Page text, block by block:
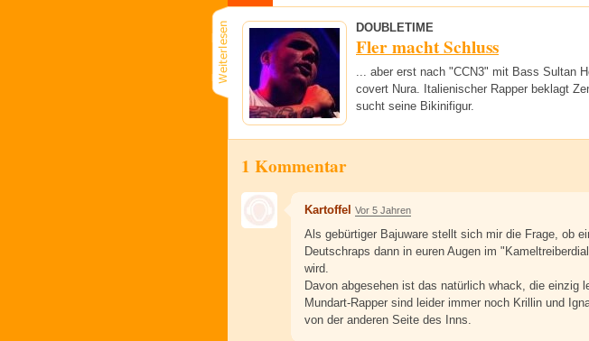
DOUBLETIME
Fler macht Schluss
... aber erst nach "CCN3" mit Bass Sultan
covert Nura. Italienischer Rapper beklagt
sucht seine Bikinifigur.
1 Kommentar
Kartoffel Vor 5 Jahren
Als gebürtiger Bajuware stellt sich mir die Frage, ob
Deutschraps dann in euren Augen im
wird.
Davon abgesehen ist das natürlich whack, die einzig
Mundart-Rapper sind leider immer noch Krillin und
von der anderen Seite des Inns.